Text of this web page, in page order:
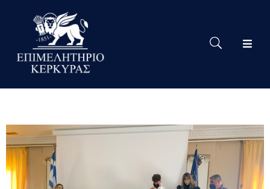
Το
Eπιμελητήριο
Νέα
Υπηρεσίες